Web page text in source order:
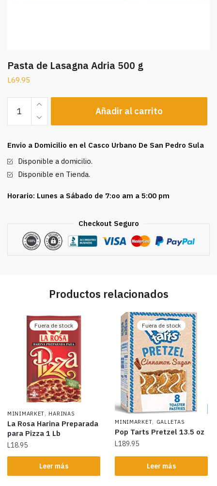
Pasta de Lasagna Adria 500 g
L69.95
Lasagna
500
g
cantidad
Añadir al carrito
Envio a Domicilio en el Casco Urbano De San Pedro Sula
Disponible a domicilio.
Disponible en Tienda.
Horario: Lunes a Sábado de 7:oo am a 5:00 pm
Checkout Seguro
Productos relacionados
Fuera de stock
MINIMARKET, HARINAS
La Rosa Harina Preparada
para Pizza 1 Lb
L18.95
Leer más
Fuera de stock
MINIMARKET, GALLETAS
Pop Tarts Pretzel 13.5 oz
L189.95
Leer más